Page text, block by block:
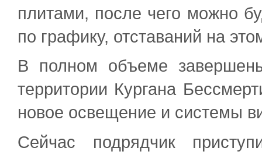
плитами, после чего можно
по графику, отставаний на
В полном объеме
территории Кургана
новое освещение и системы
Сейчас подрядчик